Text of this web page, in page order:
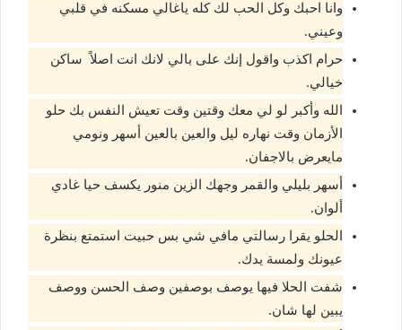
وانا احبك وكل الحب لك كله ياغالي مسكنه في قلبي
وعيني.
حرام اكذب واقول إنك على بالي لانك انت اصلاً ساكن
خيالي.
الله وأكبر لو لي معك وقتين وقت تعيش النفس بك حلو
الأزمان وقت نهاره ليل والعين بالعين أسهر ونومي
مايعرض بالاجفان.
أسهر بليلي والقمر وجهك الزين منور يكسف حيا غادي
ألوان.
الحلو يقرا رسالتي مافي شي بس حبيت استمتع بنظرة
عيونك ولمسة يدك.
شفت الحلا فيها يوصف بوصفين وصف الحسن ووصف
يبين لها شان.